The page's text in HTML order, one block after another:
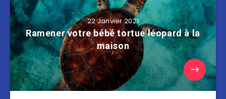
22 Janvier 2021
Ramener votre bébé tortue léopard à la
maison